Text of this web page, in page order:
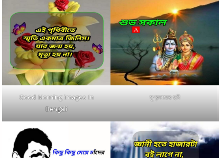
Good Morning images In
Bengali
সুপ্রভাতের ছবি